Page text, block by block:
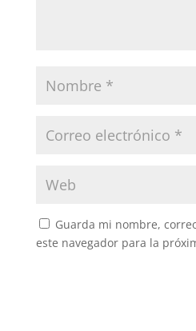
Guarda mi nombre,
este navegador para la